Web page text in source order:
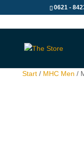
0621 -
Start/ MHC Men /